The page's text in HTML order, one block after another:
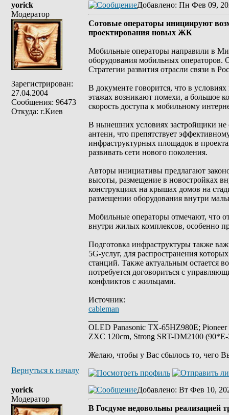
yorick
Модератор
Зарегистрирован:
27.04.2004
Сообщения: 96473
Откуда: г.Киев
Добавлено: Пн Фев 09,
Сотовые операторы инициируют
проектирования новых ЖК
Мобильные операторы направили в
оборудования мобильных операторов.
Стратегии развития отрасли связи в
В документе говорится, что в
этажах возникают помехи, а большое
скорость доступа к мобильному
В нынешних условиях застройщики не
антенн, что препятствует
инфраструктурных площадок в
развивать сети нового поколения.
Авторы инициативы предлагают
высоты, размещение в новостройках
конструкциях на крышах домов на
размещении оборудования внутри
Мобильные операторы отмечают, что
внутри жилых комплексов, особенно
Подготовка инфраструктуры также
5G-услуг, для распространения
станций. Также актуальным остается
потребуется договориться с
конфликтов с жильцами.
Источник:
cableman
OLED Panasonic TX-65HZ980E;
ZXC 120cm, Strong SRT-DM2100
Желаю, чтобы у Вас сбылось то, чего
Вернуться к началу
yorick
Модератор
Добавлено: Вт Фев 10,
В Госдуме недовольны реализацией